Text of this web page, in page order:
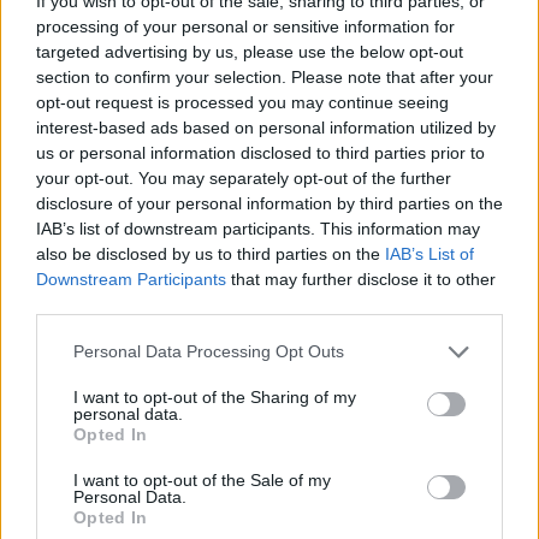
processing of your personal or sensitive information for
targeted advertising by us, please use the below opt-out
section to confirm your selection. Please note that after your
opt-out request is processed you may continue seeing
interest-based ads based on personal information utilized by
us or personal information disclosed to third parties prior to
your opt-out. You may separately opt-out of the further
disclosure of your personal information by third parties on the
IAB’s list of downstream participants. This information may
also be disclosed by us to third parties on the IAB’s List of
Downstream Participants that may further disclose it to other
Please note that this website/app uses one or more Google
not limited to your visit or usage behaviour. You may click to
grant or deny consent to Google and its third-party tags to
use your data for below specified purposes in below Google
consent section.
Personal Data Processing Opt Outs
I want to opt-out of the Sharing of my
personal data.
Opted In
I want to opt-out of the Sale of my
Personal Data.
Opted In
LASĪTĀKIE
Ārsti nosauc četrus augļus ar kuru ēšanu
pēc 45 gadu vecuma nevajadzētu pārlieku
aizrauties
Vai darbs no 9.00 līdz 17.00 jūs tracina?
Numerologi izceļ četrus dzimšanas
datumus, kuru īpašniekiem brīvība ir īpaši
svarīga
Cilvēkus aizrāvis ātrs IQ tests: tas liks
izkustināt smadzenes, lai pārbaudītu tavu
erudīciju
“Nabagacilvēki…” Neierasts skats Rīgā
raisa jautājumus līdzcilvēkos
Dzerun tievē? Nosauktas 9 tējas, kas